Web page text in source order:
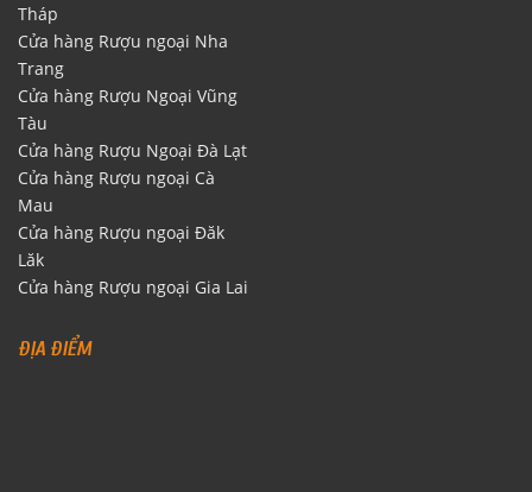
Tháp
Cửa hàng Rượu ngoại Nha
Trang
Cửa hàng Rượu Ngoại Vũng
Tàu
Cửa hàng Rượu Ngoại Đà Lạt
Cửa hàng Rượu ngoại Cà
Mau
Cửa hàng Rượu ngoại Đăk
Lăk
Cửa hàng Rượu ngoại Gia Lai
ĐỊA ĐIỂM